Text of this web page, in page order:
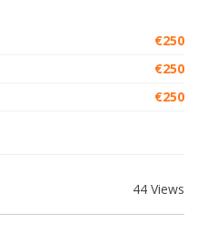
€250
€250
€250
44 Views